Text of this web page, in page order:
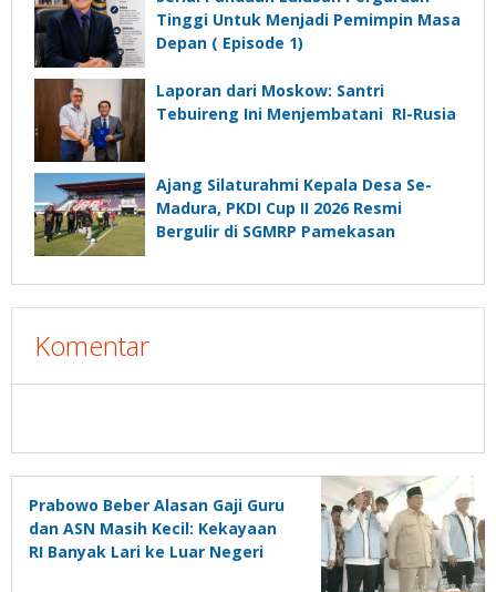
Tinggi Untuk Menjadi Pemimpin Masa
Depan ( Episode 1)
Laporan dari Moskow: Santri
Tebuireng Ini Menjembatani RI-Rusia
Ajang Silaturahmi Kepala Desa Se-
Madura, PKDI Cup II 2026 Resmi
Bergulir di SGMRP Pamekasan
Komentar
Prabowo Beber Alasan Gaji Guru
dan ASN Masih Kecil: Kekayaan
RI Banyak Lari ke Luar Negeri